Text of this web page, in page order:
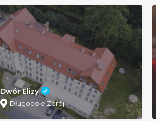
Dwór Elizy
Długopole Zdrój